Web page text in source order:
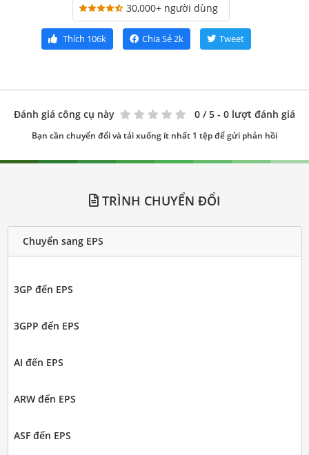
30,000+ người dùng
Thích 106k Chia Sẻ2k Tweet
Đánh giá công cụ này 0 / 5 - 0 lượt đánh giá
Bạn cần chuyển đổi và tải xuống ít nhất 1 tệp để gửi phản hồi
TRÌNH CHUYỂN ĐỔI
Chuyển sang EPS
3GP đến EPS
3GPP đến EPS
AI đến EPS
ARW đến EPS
ASF đến EPS